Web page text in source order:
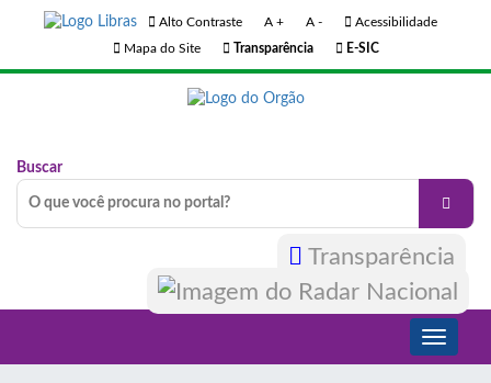
Alto Contraste A + A -
Acessibilidade
Mapa do Site
Transparência E-SIC
Buscar
Transparência
Toggle